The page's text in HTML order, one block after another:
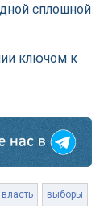
сплошной
ключом к
власть выборы